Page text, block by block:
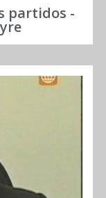
partidos -